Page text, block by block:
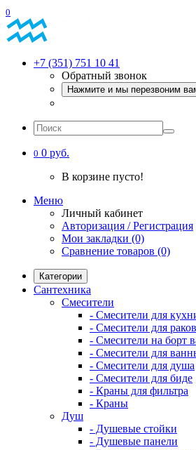
0
+7 (351) 751 10 41
Обратный звонок
Нажмите и мы перезвоним
0 0 руб.
В корзине пусто!
Меню
Личный кабинет
Авторизация / Регистрация
Мои закладки (0)
Сравнение товаров (0)
Категории
Сантехника
Смесители
- Смесители для
- Смесители для
- Смесители на борт
- Смесители для
- Смесители для душа
- Смесители для биде
- Краны для фильтра
- Краны
Душ
- Душевые стойки
- Душевые панели